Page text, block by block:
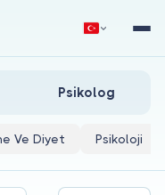
Giriş YapPsikolog
Ve Diyet Psikoloji